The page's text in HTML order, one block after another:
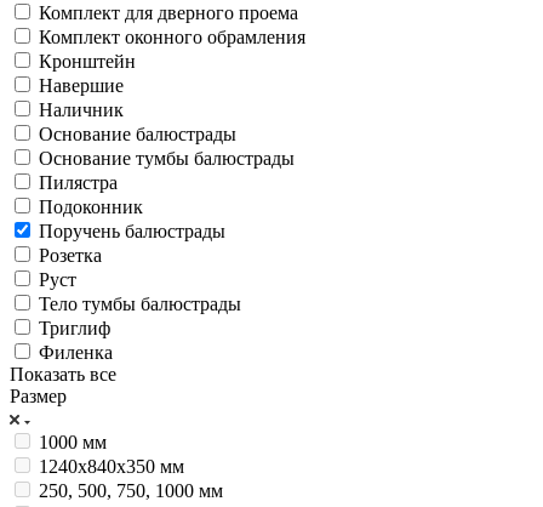
Комплект для дверного проема
Комплект оконного обрамления
Кронштейн
Навершие
Наличник
Основание балюстрады
Основание тумбы балюстрады
Пилястра
Подоконник
Поручень балюстрады
Розетка
Руст
Тело тумбы балюстрады
Триглиф
Филенка
Показать все
Размер
1000 мм
1240х840х350 мм
250, 500, 750, 1000 мм